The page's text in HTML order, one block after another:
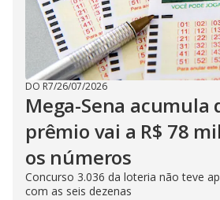
DO R7/26/07/2026
Mega-Sena acumula
prêmio vai a R$ 78
os números
Concurso 3.036 da loteria não teve
com as seis dezenas